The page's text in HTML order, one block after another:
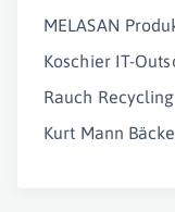
MELASAN
Koschier IT-
Rauch
Kurt Mann